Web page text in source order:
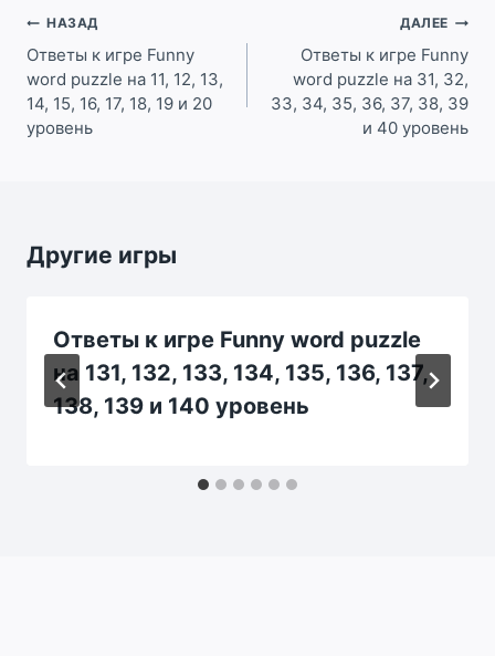
Навигация
по
записям
НАЗАД
Ответы к игре Funny
word puzzle на 11, 12, 13,
14, 15, 16, 17, 18, 19 и 20
уровень
ДАЛЕЕ
Ответы к игре Funny
word puzzle на 31, 32,
33, 34, 35, 36, 37, 38, 39
и 40 уровень
Другие игры
Ответы к игре Funny word puzzle
на 131, 132, 133, 134, 135, 136, 137,
138, 139 и 140 уровень